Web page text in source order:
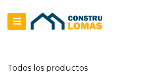
Todos los productos